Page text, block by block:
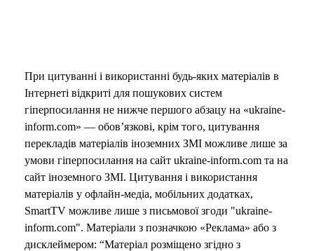
При цитуванні і використанні будь-яких матеріалів в
Інтернеті відкриті для пошукових систем
гіперпосилання не нижче першого абзацу на «ukraine-
inform.com» — обов’язкові, крім того, цитування
перекладів матеріалів іноземних ЗМІ можливе лише за
умови гіперпосилання на сайт ukraine-inform.com та на
сайт іноземного ЗМІ. Цитування і використання
матеріалів у офлайн-медіа, мобільних додатках,
SmartTV можливе лише з письмової згоди "ukraine-
inform.com". Матеріали з позначкою «Реклама» або з
дисклеймером: “Матеріал розміщено згідно з